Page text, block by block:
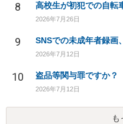
8 高校生が初犯での自転
2026年7月26日
9
2026年7月12日
10 盗品等関与罪ですか？
2026年7月12日
も